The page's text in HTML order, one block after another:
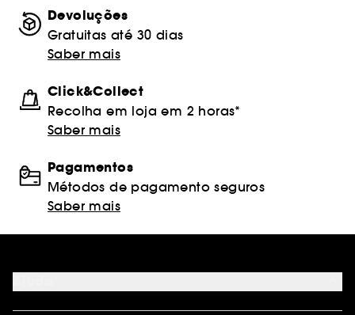
Devoluções
Gratuitas até 30 dias
Saber mais
Click&Collect
Recolha em loja em 2 horas*
Saber mais
Pagamentos
Métodos de pagamento seguros
Saber mais
FAQ